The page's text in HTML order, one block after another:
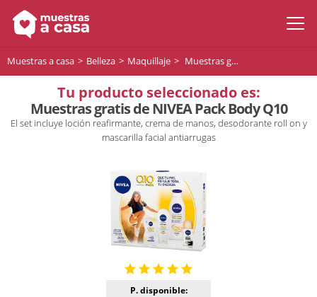
Muestras a casa Belleza Maquillaje Muestras gratis de NIVEA Pack Body Q10
Tu producto seleccionado es:
Muestras gratis de NIVEA Pack Body Q10
El set incluye loción reafirmante, crema de manos, desodorante roll on y
mascarilla facial antiarrugas
P. disponible: